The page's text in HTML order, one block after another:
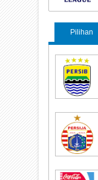
Pilihan